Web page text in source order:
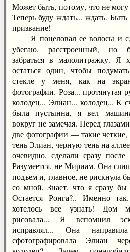
Может быть, потому, что не могу
Теперь буду ждать... ждать.
призвание!
Я поцеловал ее волосы и
убегаю, расстроенный, но
забраться в малолитражку. Я
остаться один, чтобы
стекле у меня, как на
фотографии. Роза... протянутая
колодец... Элиан... колодец... К
была пустынна, я вел
вокруг не замечая. Перед
две фотографии — такие четкие,
тень Элиан, черную тень на
очевидно, сделали сразу
Разумеется, не Мириам. Она
подъем и, главное, не рискнула
со мной. Знает, что я сразу
Остается Ронга?.. Именно
хотелось все узнать! Дом
рисовала... Я вспомнил
исправлял... Она
сфотографировала Элиан